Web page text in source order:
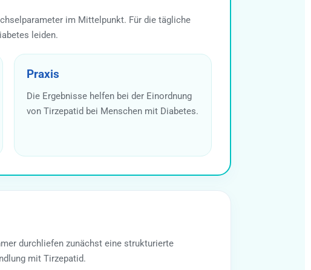
im Mittelpunkt. Für die tägliche
leiden.
Praxis
Die Ergebnisse helfen bei der Einordnung
von Tirzepatid bei Menschen mit Diabetes.
durchliefen zunächst eine strukturierte
mit Tirzepatid.